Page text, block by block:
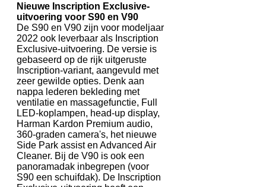
Nieuwe Inscription Exclusive-
uitvoering voor S90 en V90
De S90 en V90 zijn voor modeljaar
2022 ook leverbaar als Inscription
Exclusive-uitvoering. De versie is
gebaseerd op de rijk uitgeruste
Inscription-variant, aangevuld met
zeer gewilde opties. Denk aan
nappa lederen bekleding met
ventilatie en massagefunctie, Full
LED-koplampen, head-up display,
Harman Kardon Premium audio,
360-graden camera's, het nieuwe
Side Park assist en Advanced Air
Cleaner. Bij de V90 is ook een
panoramadak inbegrepen (voor
S90 een schuifdak). De Inscription